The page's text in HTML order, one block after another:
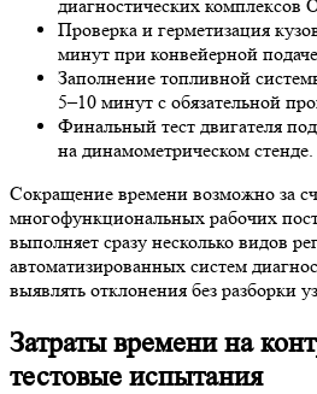
диагностических комплексов
Проверка и герметизация
минут при конвейерной
Заполнение топливной
5–10 минут с обязательной
Финальный тест двигателя
на динамометрическом стенде.
Сокращение времени возможно за
многофункциональных рабочих
выполняет сразу несколько видов
автоматизированных систем
выявлять отклонения без разборки
Затраты времени на
тестовые испытания